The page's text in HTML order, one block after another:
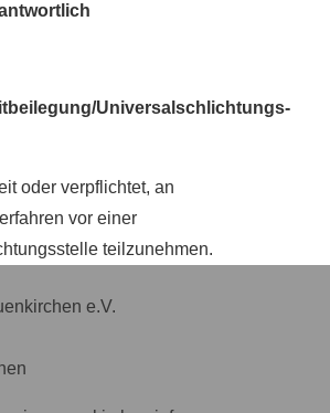
Universal­schlichtungs­
oder verpflichtet, an
vor einer
teilzunehmen.
e.V.